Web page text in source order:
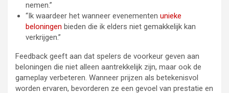
nemen.”
“Ik waardeer het wanneer evenementen unieke
beloningen bieden die ik elders niet gemakkelijk kan
verkrijgen.”
Feedback geeft aan dat spelers de voorkeur geven aan
beloningen die niet alleen aantrekkelijk zijn, maar ook de
gameplay verbeteren. Wanneer prijzen als betekenisvol
worden ervaren, bevorderen ze een gevoel van prestatie en